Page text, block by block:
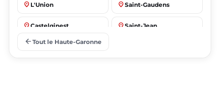
place L'Union place Saint-Gaudens
place Castelginest place Saint-Jean
place Villeneuve-Tolosane
arrow_back Tout le Haute-Garonne